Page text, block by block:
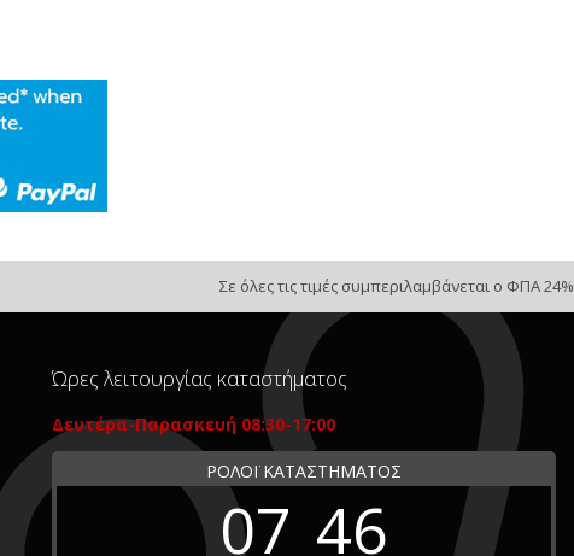
Σε όλες τις τιμές συμπεριλαμβάνεται ο ΦΠΑ 24%
Ώρες λειτουργίας καταστήματος
Δευτέρα-Παρασκευή 08:30-17:00
ΡΟΛΟΪ ΚΑΤΑΣΤΗΜΑΤΟΣ
07 46